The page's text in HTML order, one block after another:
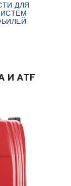
ДЛЯ
И ATF